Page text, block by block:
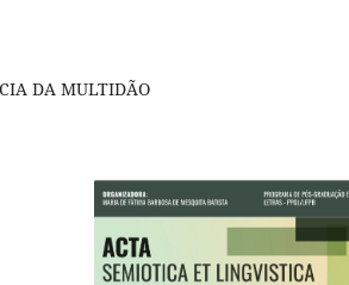
DA MULTIDÃO